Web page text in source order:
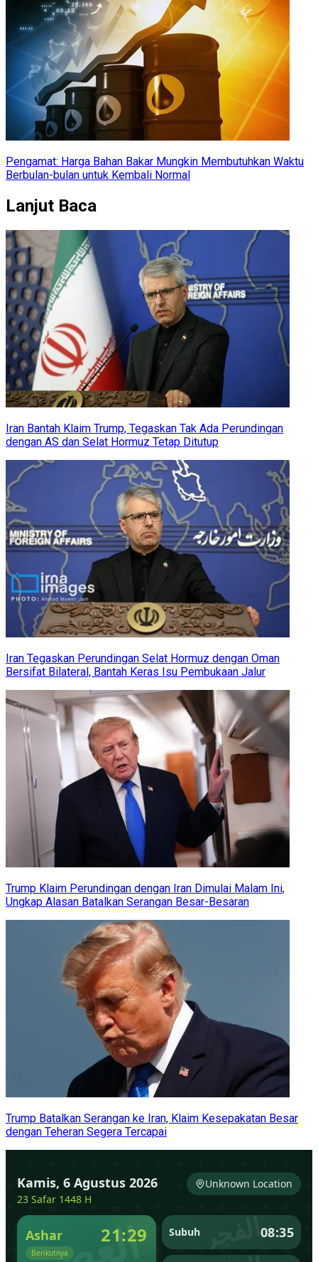
Pengamat: Harga Bahan Bakar Mungkin Membutuhkan Waktu
Berbulan-bulan untuk Kembali Normal
Lanjut Baca
Iran Bantah Klaim Trump, Tegaskan Tak Ada Perundingan
dengan AS dan Selat Hormuz Tetap Ditutup
Iran Tegaskan Perundingan Selat Hormuz dengan Oman
Bersifat Bilateral, Bantah Keras Isu Pembukaan Jalur
Trump Klaim Perundingan dengan Iran Dimulai Malam Ini,
Ungkap Alasan Batalkan Serangan Besar-Besaran
Trump Batalkan Serangan ke Iran, Klaim Kesepakatan Besar
dengan Teheran Segera Tercapai